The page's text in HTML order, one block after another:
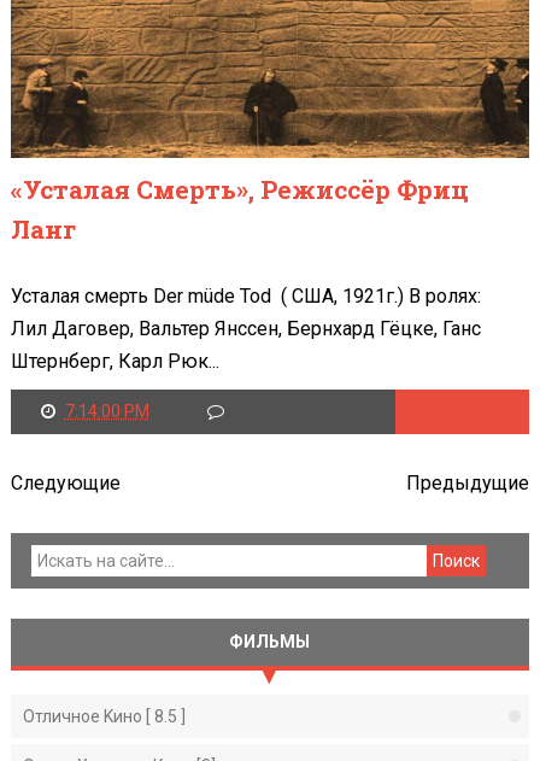
«Усталая Смерть», Режиссёр Фриц
Ланг
Усталая смерть Der müde Tod ( США, 1921г.) В ролях:
Лил Даговер, Вальтер Янссен, Бернхард Гёцке, Ганс
Штернберг, Карл Рюк...
7:14:00 PM
Следующие Предыдущие
ФИЛЬМЫ
Отличное Kино [ 8.5 ]